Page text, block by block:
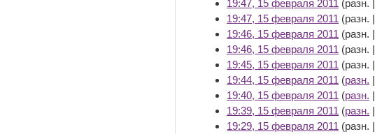
19:47, 15 февраля 2011 (разн. |
19:47, 15 февраля 2011 (разн. |
19:46, 15 февраля 2011 (разн. |
19:46, 15 февраля 2011 (разн. |
19:45, 15 февраля 2011 (разн. |
19:44, 15 февраля 2011 (разн. |
19:40, 15 февраля 2011 (разн. |
19:39, 15 февраля 2011 (разн. |
19:29, 15 февраля 2011 (разн. |